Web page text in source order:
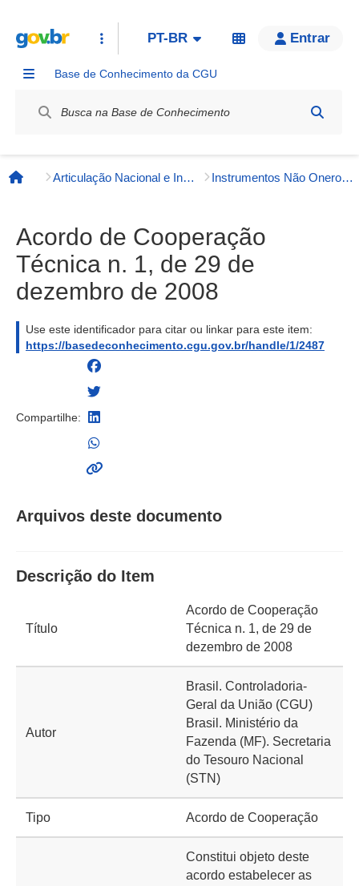
PT-BR Entrar
Base de Conhecimento da CGU
Página inicial
Articulação Nacional e Internacional Instrumentos Não Onerosos
Acordo de Cooperação
Técnica n. 1, de 29 de
dezembro de 2008
Use este identificador para citar ou linkar para este item:
https://basedeconhecimento.cgu.gov.br/handle/1/2487
Compartilhe:
Arquivos deste documento
Descrição do Item
Título
Acordo de Cooperação
Técnica n. 1, de 29 de
dezembro de 2008
Autor
Brasil. Controladoria-
Geral da União (CGU)
Brasil. Ministério da
Fazenda (MF). Secretaria
do Tesouro Nacional
(STN)
Tipo Acordo de Cooperação
Constitui objeto deste
acordo estabelecer as